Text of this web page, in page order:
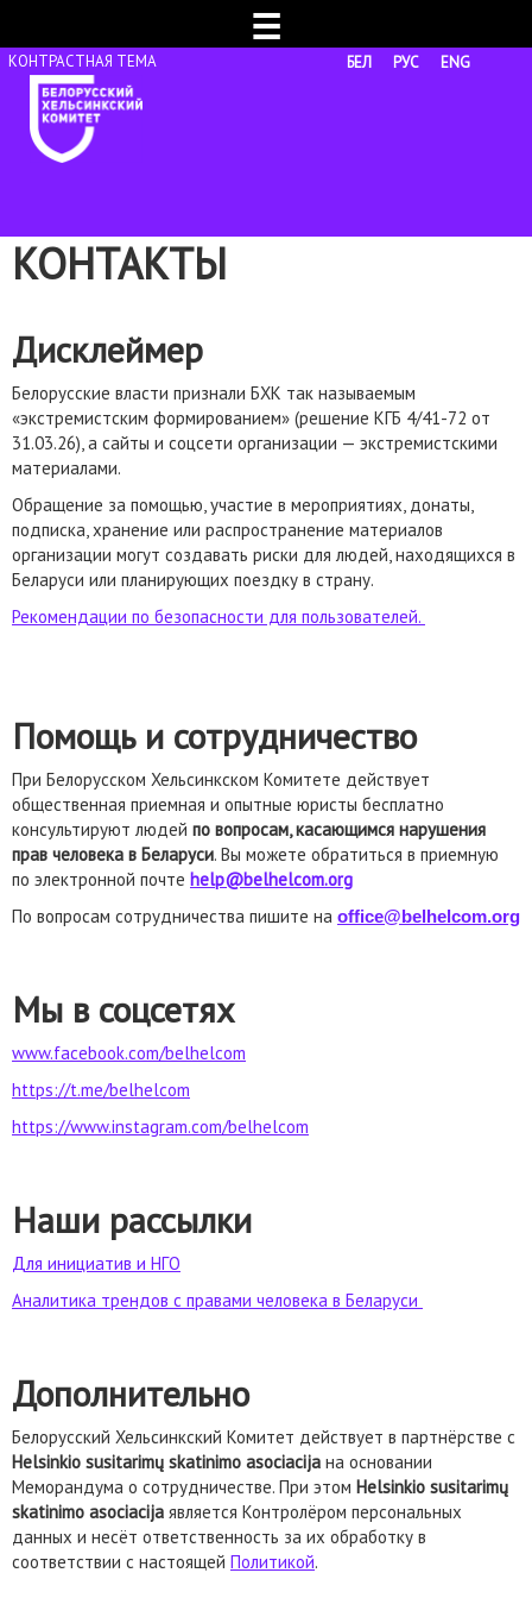
☰
БЕЛ РУС ENG
КОНТАКТЫ
Дисклеймер
Белорусские власти признали БХК так называемым
«экстремистским формированием» (решение КГБ 4/41-72 от
31.03.26), а сайты и соцсети организации — экстремистскими
материалами.
Обращение за помощью, участие в мероприятиях, донаты,
подписка, хранение или распространение материалов
организации могут создавать риски для людей, находящихся в
Беларуси или планирующих поездку в страну.
Рекомендации по безопасности для пользователей.
Помощь и сотрудничество
При Белорусском Хельсинкском Комитете действует
общественная приемная и опытные юристы бесплатно
консультируют людей по вопросам, касающимся нарушения
прав человека в Беларуси. Вы можете обратиться в приемную
по электронной почте help@belhelcom.org
По вопросам сотрудничества пишите на office@belhelcom.org
Мы в соцсетях
www.facebook.com/belhelcom
https://t.me/belhelcom
https://www.instagram.com/belhelcom
Наши рассылки
Для инициатив и НГО
Аналитикa трендов с правами человека в Беларуси
Дополнительно
Белорусский Хельсинкский Комитет действует в партнёрстве с
Helsinkio susitarimų skatinimo asociacija на основании
Меморандума о сотрудничестве. При этом Helsinkio susitarimų
skatinimo asociacija является Контролёром персональных
данных и несёт ответственность за их обработку в
соответствии с настоящей Политикой.